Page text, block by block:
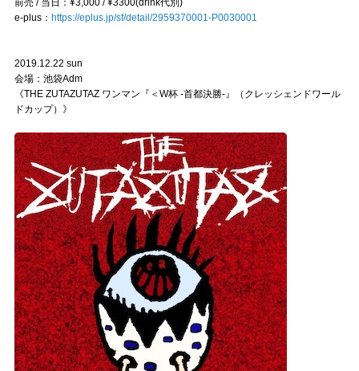
前売 / 当日：¥3,000 / ¥3300(drink代別)
e-plus： https://eplus.jp/sf/detail/2959370001-P0030001
2019.12.22 sun
会場：池袋Adm
《THE ZUTAZUTAZ ワンマン『＜W杯 -首都決勝-』（クレッシェンドワール
ドカップ）》